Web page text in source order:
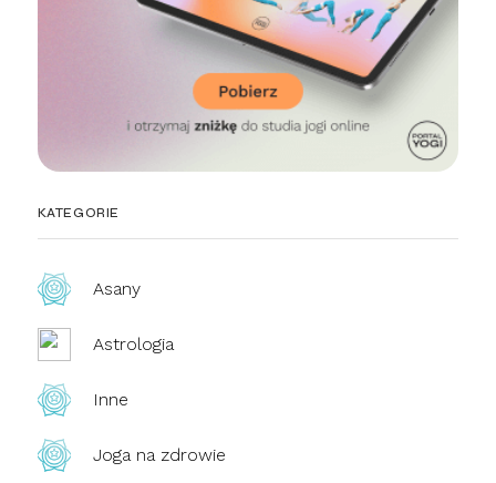
KATEGORIE
Asany
Astrologia
Inne
Joga na zdrowie